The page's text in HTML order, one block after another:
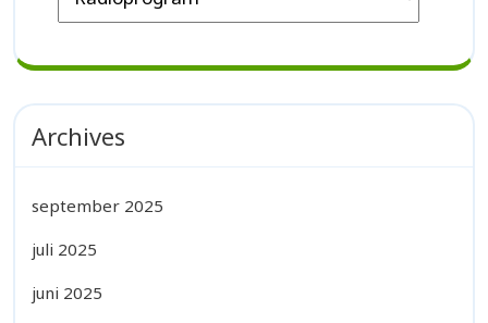
Archives
september 2025
juli 2025
juni 2025